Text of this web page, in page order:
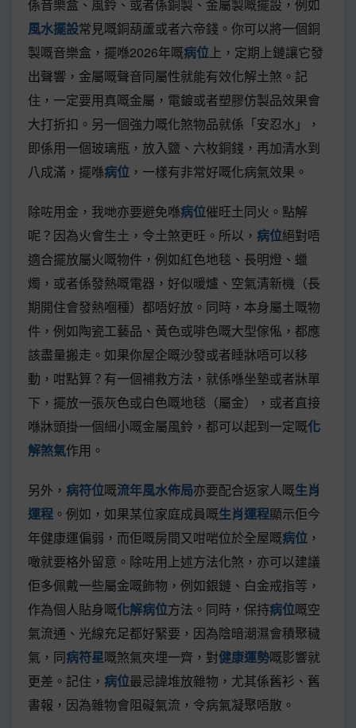
係音樂盒、風鈴、或者係銅製、金屬製嘅擺設，例如
風水擺設常見嘅銅葫蘆或者六帝錢。你可以將一個銅
製嘅音樂盒，擺喺2026年嘅病位 上，定期上鏈讓它發
出聲響，金屬嘅聲音同屬性就能有效化解土煞。記
住，一定要用真嘅金屬，電鍍或者塑膠仿製品效果會
大打折扣。另一個強力嘅化煞物品就係「安忍水」，
即係用一個玻璃瓶，放入鹽、六枚銅錢，再加清水到
八成滿，擺喺病位 ，一樣有非常好嘅化病氣效果。
除咗用金，我哋亦要避免喺病位催旺土同火。點解
呢？因為火會生土，令土煞更旺。所以， 病位絕對唔
適合擺放屬火嘅物件，例如紅色地毯、長明燈、蠟
燭，或者係發熱嘅電器，好似暖爐、空氣清新機（長
期開住會發熱嗰種）都唔好放。同時，本身屬土嘅物
件，例如陶瓷工藝品、黃色或啡色嘅大型傢俬，都應
該盡量搬走。如果你屋企嘅沙發或者睡牀唔可以移
動，咁點算？有一個補救方法，就係喺坐墊或者牀單
下，擺放一張灰色或白色嘅地毯（屬金），或者直接
喺牀頭掛一個細小嘅金屬風鈴，都可以起到一定嘅化
解煞氣作用。
另外， 病符位嘅流年風水佈局亦要配合返家人嘅生肖
運程 。例如，如果某位家庭成員嘅生肖運程顯示佢今
年健康運偏弱，而佢嘅房間又咁啱位於全屋嘅病位 ，
噉就要格外留意。除咗用上述方法化煞，亦可以建議
佢多佩戴一些屬金嘅飾物，例如銀鏈、白金戒指等，
作為個人貼身嘅化解病位方法。同時，保持病位嘅空
氣流通、光線充足都好緊要，因為陰暗潮濕會積聚穢
氣，同病符星嘅煞氣夾埋一齊，對健康運勢嘅影響就
更差。記住， 病位最忌諱堆放雜物，尤其係舊衫、舊
書報，因為雜物會阻礙氣流，令病氣凝聚唔散。